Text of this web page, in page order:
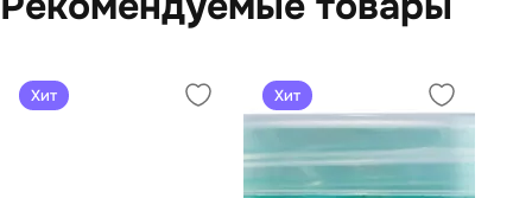
Хит Хит